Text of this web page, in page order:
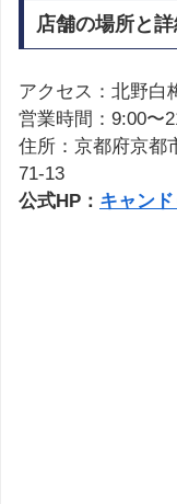
店舗の場所と
アクセス：北野白
営業時間：9:00〜
住所：京都府京都
71-13
公式HP： キャン